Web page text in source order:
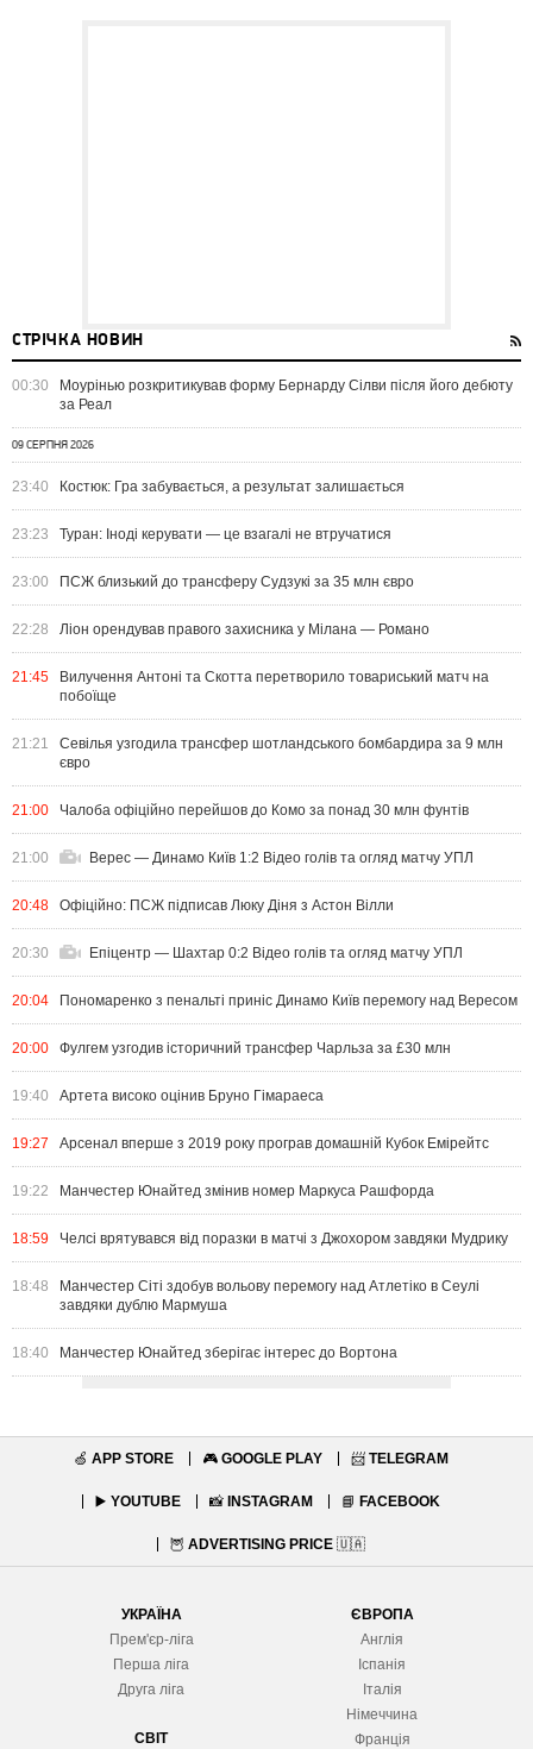
СТРІЧКА НОВИН
00:30
Моурінью розкритикував форму Бернарду Сілви після його дебюту
за Реал
09 СЕРПНЯ 2026
23:40 Костюк: Гра забувається, а результат залишається
23:23 Туран: Іноді керувати — це взагалі не втручатися
23:00 ПСЖ близький до трансферу Судзукі за 35 млн євро
22:28 Ліон орендував правого захисника у Мілана — Романо
21:45
Вилучення Антоні та Скотта перетворило товариський матч на
побоїще
21:21
Севілья узгодила трансфер шотландського бомбардира за 9 млн
євро
21:00 Чалоба офіційно перейшов до Комо за понад 30 млн фунтів
21:00 Верес — Динамо Київ 1:2 Відео голів та огляд матчу УПЛ
20:48 Офіційно: ПСЖ підписав Люку Діня з Астон Вілли
20:30 Епіцентр — Шахтар 0:2 Відео голів та огляд матчу УПЛ
20:04 Пономаренко з пенальті приніс Динамо Київ перемогу над Вересом
20:00 Фулгем узгодив історичний трансфер Чарльза за £30 млн
19:40 Артета високо оцінив Бруно Гімараеса
19:27 Арсенал вперше з 2019 року програв домашній Кубок Емірейтс
19:22 Манчестер Юнайтед змінив номер Маркуса Рашфорда
18:59 Челсі врятувався від поразки в матчі з Джохором завдяки Мудрику
18:48
Манчестер Сіті здобув вольову перемогу над Атлетіко в Сеулі
завдяки дублю Мармуша
18:40 Манчестер Юнайтед зберігає інтерес до Вортона
🍏 APP STORE 🎮 GOOGLE PLAY 📨 TELEGRAM
▶️ YOUTUBE 📸 INSTAGRAM 📘 FACEBOOK
🦉 ADVERTISING PRICE 🇺🇦
УКРАЇНА
Прем'єр-ліга
Перша ліга
Друга ліга
СВІТ
ЄВРОПА
Англія
Іспанія
Італія
Німеччина
Франція